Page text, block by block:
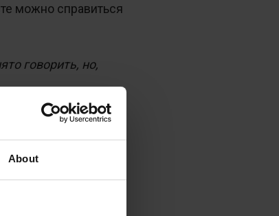
About
можно справиться
говорить, но,
стадиями
они были